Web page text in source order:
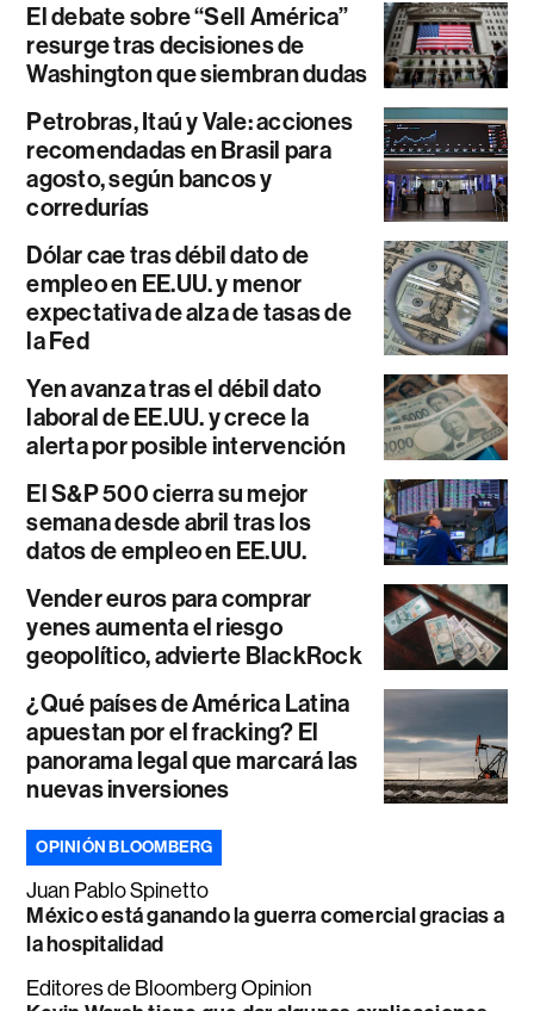
El debate sobre “Sell América”
resurge tras decisiones de
Washington que siembran dudas
Petrobras, Itaú y Vale: acciones
recomendadas en Brasil para
agosto, según bancos y
corredurías
Dólar cae tras débil dato de
empleo en EE.UU. y menor
expectativa de alza de tasas de
la Fed
Yen avanza tras el débil dato
laboral de EE.UU. y crece la
alerta por posible intervención
El S&P 500 cierra su mejor
semana desde abril tras los
datos de empleo en EE.UU.
Vender euros para comprar
yenes aumenta el riesgo
geopolítico, advierte BlackRock
¿Qué países de América Latina
apuestan por el fracking? El
panorama legal que marcará las
nuevas inversiones
OPINIÓN BLOOMBERG
Juan Pablo Spinetto
México está ganando la guerra comercial gracias a
la hospitalidad
Editores de Bloomberg Opinion